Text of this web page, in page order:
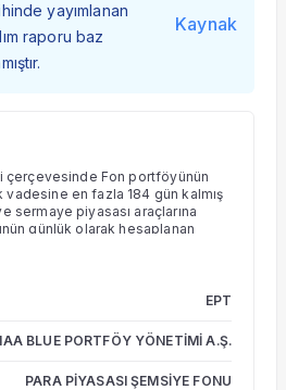
yayımlanan
raporu baz
Kaynak
çerçevesinde Fon portföyünün
vadesine en fazla 184 gün kalmış
sermaye piyasası araçlarına
günlük olarak hesaplanan
45 günü aşamaz. Fon portföyüne
hesaplanamayan varlıklar dahil
Fon portföyünde yabancı para
piyasası araçları yer alamaz.
%10'u devlet iç borçlanma
EPT
BLUE PORTFÖY YÖNETİMİ A.Ş.
PARA PİYASASI ŞEMSİYE FONU